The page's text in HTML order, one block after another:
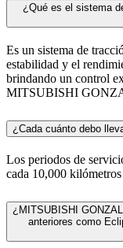
¿Qué es el sistema
Es un sistema de
estabilidad y el
brindando un control
MITSUBISHI
¿Cada cuánto debo
Los periodos de
cada 10,000
¿MITSUBISHI
anteriores como